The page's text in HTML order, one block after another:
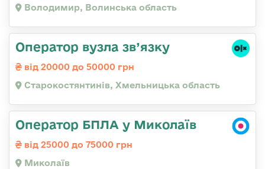
Володимир, Волинська область
Оператор вузла зв’язку
від 20000 до 50000 грн
Старокостянтинів, Хмельницька область
Оператор БПЛА у Миколаїв
від 25000 до 75000 грн
Миколаїв